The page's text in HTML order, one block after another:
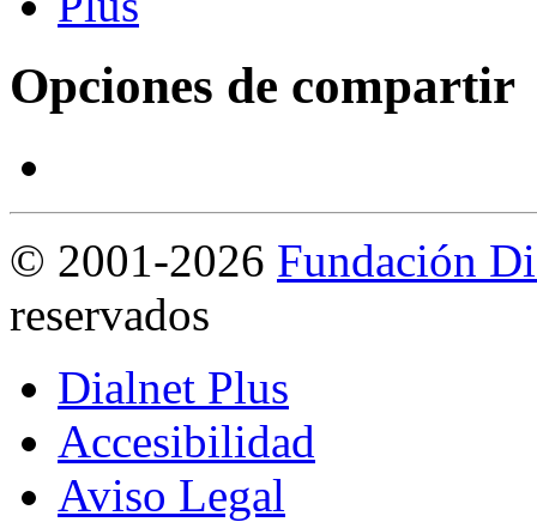
Opciones de compartir
© 2001-2026 Fundación
reservados
Dialnet Plus
Accesibilidad
Aviso Legal